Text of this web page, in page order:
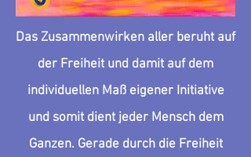
Das Zusammenwirken aller beruht auf
der Freiheit und damit auf dem
individuellen Maß eigener Initiative
und somit dient jeder Mensch dem
Ganzen. Gerade durch die Freiheit